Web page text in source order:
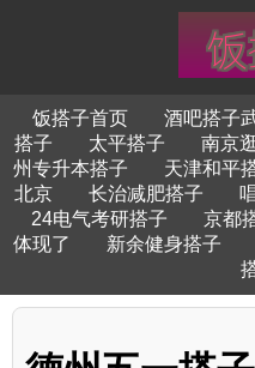
饭搭子首页 酒吧搭子
搭子
太平搭子 南京
州专升本搭子
天津和平
北京
长治减肥搭子
24电气考研搭子
京都
体现了
新余健身搭子